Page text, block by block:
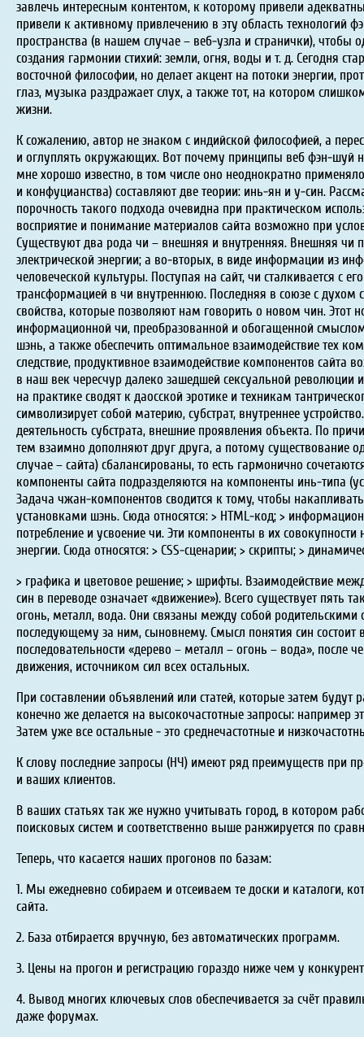
завлечь интересным контентом, к которому привели
привели к активному привлечению в эту область технологий
пространства (в нашем случае – веб-узла и странички), чтобы
создания гармонии стихий: земли, огня, воды и т. д. Сегодня
восточной философии, но делает акцент на потоки энергии,
глаз, музыка раздражает слух, а также тот, на котором
жизни.
К сожалению, автор не знаком с индийской философией, а
и оглуплять окружающих. Вот почему принципы веб фэн-шуй
мне хорошо известно, в том числе оно неоднократно
и конфуцианства) составляют две теории: инь-ян и у-син.
порочность такого подхода очевидна при практическом
восприятие и понимание материалов сайта возможно при
Существуют два рода чи – внешняя и внутренняя. Внешняя чи
электрической энергии; а во-вторых, в виде информации из
человеческой культуры. Поступая на сайт, чи сталкивается с
трансформацией в чи внутреннюю. Последняя в союзе с духом
свойства, которые позволяют нам говорить о новом чин. Этот
информационной чи, преобразованной и обогащенной
шэнь, а также обеспечить оптимальное взаимодействие тех
следствие, продуктивное взаимодействие компонентов
в наш век чересчур далеко зашедшей сексуальной
на практике сводят к даосской эротике и техникам
символизирует собой материю, субстрат, внутреннее
деятельность субстрата, внешние проявления объекта. По
тем взаимно дополняют друг друга, а потому существование
случае – сайта) сбалансированы, то есть гармонично
компоненты сайта подразделяются на компоненты инь-типа
Задача чжан-компонентов сводится к тому, чтобы
установками шэнь. Сюда относятся: > HTML-код; >
потребление и усвоение чи. Эти компоненты в их
энергии. Сюда относятся: > CSS-сценарии; > скрипты; >
> графика и цветовое решение; > шрифты. Взаимодействие
син в переводе означает «движение»). Всего существует пять
огонь, металл, вода. Они связаны между собой
последующему за ним, сыновнему. Смысл понятия син
последовательности «дерево – металл – огонь – вода», после
движения, источником сил всех остальных.
При составлении объявлений или статей, которые затем
конечно же делается на высокочастотные запросы: например
Затем уже все остальные - это среднечастотные и
К слову последние запросы (НЧ) имеют ряд преимуществ при
и ваших клиентов.
В ваших статьях так же нужно учитывать город, в котором
поисковых систем и соответственно выше ранжируется по
Теперь, что касается наших прогонов по базам:
1. Мы ежедневно собираем и отсеиваем те доски и каталоги,
сайта.
2. База отбирается вручную, без автоматических программ.
3. Цены на прогон и регистрацию гораздо ниже чем у
4. Вывод многих ключевых слов обеспечивается за счёт
даже форумах.